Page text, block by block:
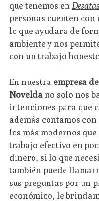
que tenemos en
personas cuenten
lo que ayudara de
ambiente y nos
con un trabajo
En nuestra empresa
Noveldano solo nos
intenciones para que
además contamos
los más modernos
trabajo efectivo en
dinero, si lo que
también puede
sus preguntas por un
económico, le